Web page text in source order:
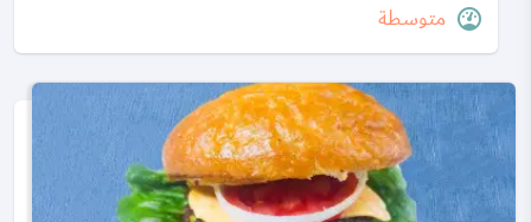
متوسطة